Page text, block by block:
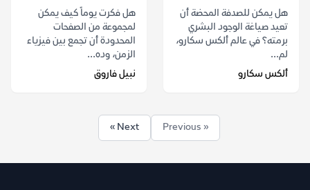
هل يمكن للصدفة المحضة أن
تعيد صياغة الوجود البشري
برمته؟ في عالم ألكس سكارو،
لم...
ألكس سكارو
هل فكرت يوماً كيف يمكن
لمجموعة من الصفحات
المحدودة أن تجمع بين فيزياء
الزمن، وده...
نبيل فاروق
« Previous
Next »